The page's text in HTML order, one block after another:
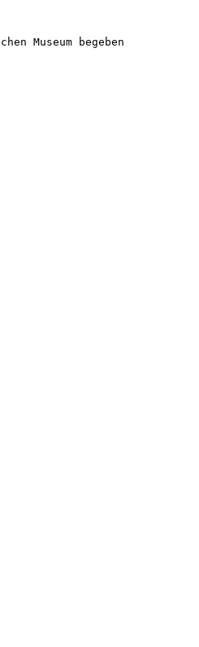
Museum begeben